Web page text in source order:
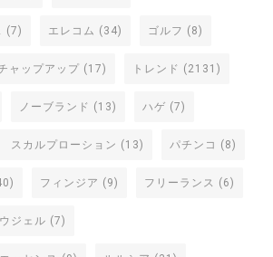
(7) エレコム (34) ゴルフ (8)
ャップアップ (17) トレンド (2131)
ノーブランド (13) ハゲ (7)
スカルプローション (13) パチンコ (8)
フィンジア (9) フリーランス (6)
ジェル (7)